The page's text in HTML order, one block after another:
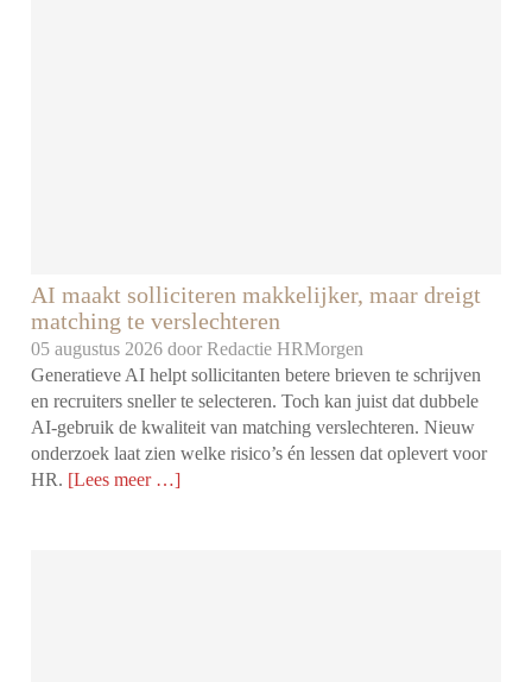
AI maakt solliciteren makkelijker, maar dreigt
matching te verslechteren
05 augustus 2026 doorRedactie HRMorgen
Generatieve AI helpt sollicitanten betere brieven te schrijven
en recruiters sneller te selecteren. Toch kan juist dat dubbele
AI-gebruik de kwaliteit van matching verslechteren. Nieuw
onderzoek laat zien welke risico’s én lessen dat oplevert voor
HR. [Lees meer …]